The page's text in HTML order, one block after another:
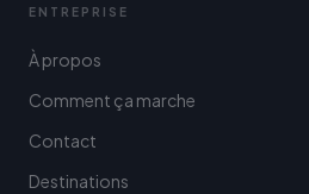
ENTREPRISE
À propos
Comment ça marche
Contact
Destinations